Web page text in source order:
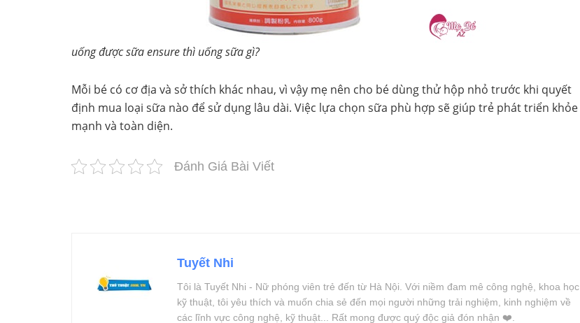
uống được sữa ensure thì uống sữa gì?
Mỗi bé có cơ địa và sở thích khác nhau, vì vậy mẹ nên cho bé dùng thử hộp nhỏ trước khi quyết
định mua loại sữa nào để sử dụng lâu dài. Việc lựa chọn sữa phù hợp sẽ giúp trẻ phát triển khỏe
mạnh và toàn diện.
Đánh Giá Bài Viết
Tuyết Nhi
Tôi là Tuyết Nhi - Nữ phóng viên trẻ đến từ Hà Nội. Với niềm đam mê công nghệ, khoa học
kỹ thuật, tôi yêu thích và muốn chia sẻ đến mọi người những trải nghiệm, kinh nghiệm về
các lĩnh vực công nghệ, kỹ thuật... Rất mong được quý độc giả đón nhận ❤️.